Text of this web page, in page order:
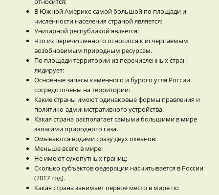
В Южной Америке самой большой по площади и
численности населения страной является:
Унитарной республикой является:
Что из перечисленного относится к исчерпаемым
возобновимым природным ресурсам.
По площади территории из перечисленных стран
лидирует:
Основные запасы каменного и бурого угля России
сосредоточены на территории:
Какие страны имеют одинаковые формы правления и
политико-административного устройства.
Какая страна располагает самыми большими в мире
запасами природного газа.
Омываются водами сразу двух океанов:
Меньше всего в мире:
Не имеют сухопутных границ:
Сколько субъектов федерации насчитывается в России
(2017 год).
Какая страна занимает первое место в мире по